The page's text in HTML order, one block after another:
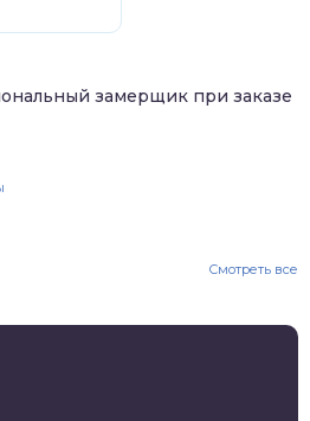
замерщик при заказе
Смотреть все